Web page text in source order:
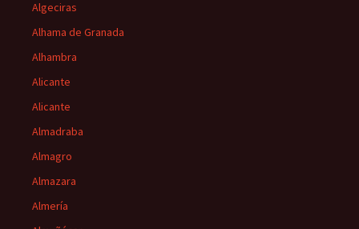
Algeciras
Alhama de Granada
Alhambra
Alicante
Alicante
Almadraba
Almagro
Almazara
Almería